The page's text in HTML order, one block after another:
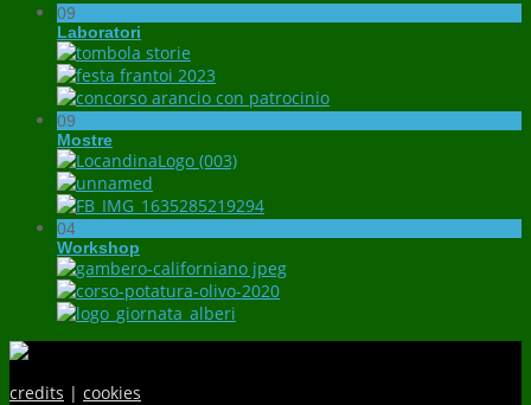
09
Laboratori
09
Mostre
04
Workshop
credits | cookies